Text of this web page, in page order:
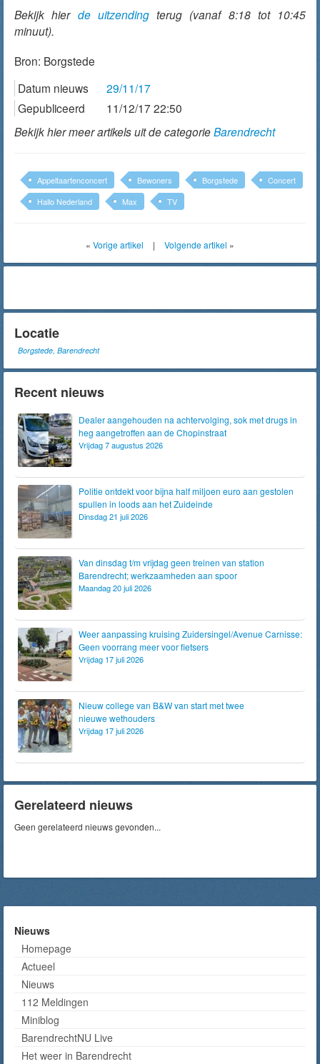
Bekijk hier de uitzendingterug (vanaf 8:18 tot 10:45
minuut).
Bron: Borgstede
Datum nieuws
29/11/17
Gepubliceerd
11/12/17 22:50
Bekijk hier meer artikels uit de categorieBarendrecht
Appeltaartenconcert Bewoners Borgstede
Concert
Hallo Nederland
Max TV
« Vorige artikel | Volgende artikel »
Locatie
Borgstede, Barendrecht
Recent nieuws
Dealer aangehouden na achtervolging, sok met drugs in
heg aangetroffen aan de Chopinstraat
Vrijdag 7 augustus 2026
Politie ontdekt voor bijna half miljoen euro aan gestolen
spullen in loods aan het Zuideinde
Dinsdag 21 juli 2026
Van dinsdag t/m vrijdag geen treinen van station
Barendrecht; werkzaamheden aan spoor
Maandag 20 juli 2026
Weer aanpassing kruising Zuidersingel/Avenue Carnisse:
Geen voorrang meer voor fietsers
Vrijdag 17 juli 2026
Nieuw college van B&W van start met twee
nieuwe wethouders
Vrijdag 17 juli 2026
Gerelateerd nieuws
Geen gerelateerd nieuws gevonden...
Nieuws
Homepage
Actueel
Nieuws
112 Meldingen
Miniblog
BarendrechtNU Live
Het weer in Barendrecht